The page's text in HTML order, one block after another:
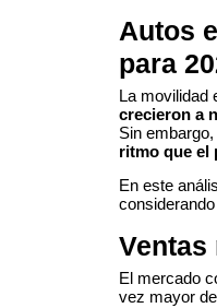
Autos
para
La movilidad
crecieron a
Sin
ritmo que el
En este
El mercado
vez mayor